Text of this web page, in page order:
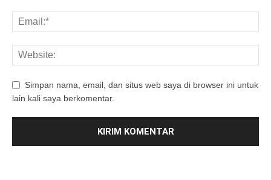
Simpan nama, email, dan situs web saya di browser ini untuk
lain kali saya berkomentar.